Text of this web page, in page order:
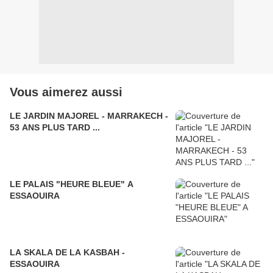
Vous aimerez aussi
LE JARDIN MAJOREL - MARRAKECH -
53 ANS PLUS TARD ...
LE PALAIS "HEURE BLEUE" A
ESSAOUIRA
LA SKALA DE LA KASBAH -
ESSAOUIRA